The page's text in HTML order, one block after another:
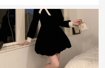
上丈 春秋 ウエストマーク 上品
エレガント